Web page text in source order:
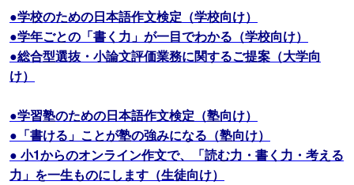
●学校のための日本語作文検定（学校向け）
●学年ごとの「書く力」が一目でわかる（学校向け）
●総合型選抜・小論文評価業務に関するご提案（大学向
け）
●学習塾のための日本語作文検定（塾向け）
●「書ける」ことが塾の強みになる（塾向け）
● 小1からのオンライン作文で、「読む力・書く力・考える
力」を一生ものにします（生徒向け）